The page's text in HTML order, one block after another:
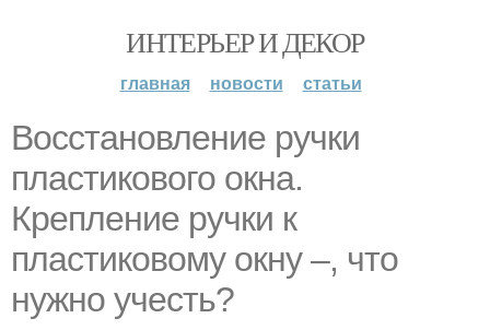
ИНТЕРЬЕР И ДЕКОР
главная новости статьи
Восстановление ручки
пластикового окна.
Крепление ручки к
пластиковому окну –, что
нужно учесть?